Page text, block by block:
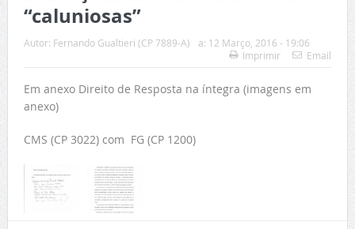
“caluniosas”
Autor: Fernando Gualtieri (CP 7889-A) a: 12 Março, 2016 - 19:06
Imprimir
Email
Em anexo Direito de Resposta na íntegra (imagens em
anexo)
CMS (CP 3022) com FG (CP 1200)